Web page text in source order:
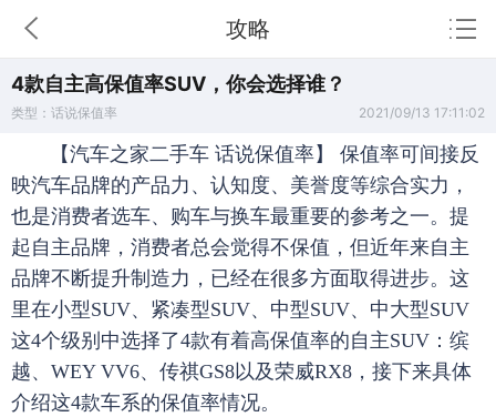
攻略
4款自主高保值率SUV，你会选择谁？
类型：话说保值率 2021/09/13 17:11:02
【汽车之家二手车 话说保值率】
保值率可间接反
映汽车品牌的产品力、认知度、美誉度等综合实力，
也是消费者选车、购车与换车最重要的参考之一。提
起自主品牌，消费者总会觉得不保值，但近年来自主
品牌不断提升制造力，已经在很多方面取得进步。这
里在小型SUV、紧凑型SUV、中型SUV、中大型SUV
这4个级别中选择了4款有着高保值率的自主SUV：缤
越、WEY VV6、传祺GS8以及荣威RX8，接下来具体
介绍这4款车系的保值率情况。